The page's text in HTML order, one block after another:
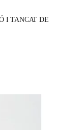
I TANCAT DE